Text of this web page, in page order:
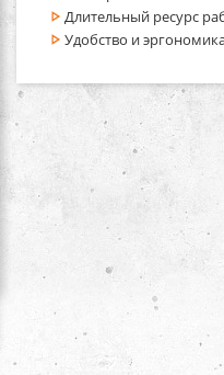
Длительный ресурс
Удобство и